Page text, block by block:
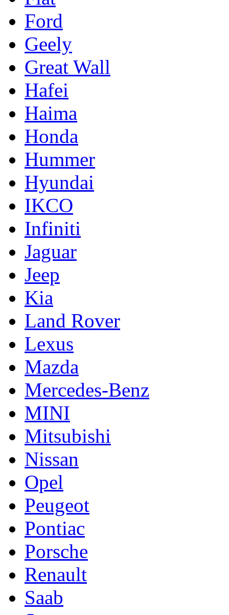
Ford
Geely
Great Wall
Hafei
Haima
Honda
Hummer
Hyundai
IKCO
Infiniti
Jaguar
Jeep
Kia
Land Rover
Lexus
Mazda
Mercedes-Benz
MINI
Mitsubishi
Nissan
Opel
Peugeot
Pontiac
Porsche
Renault
Saab